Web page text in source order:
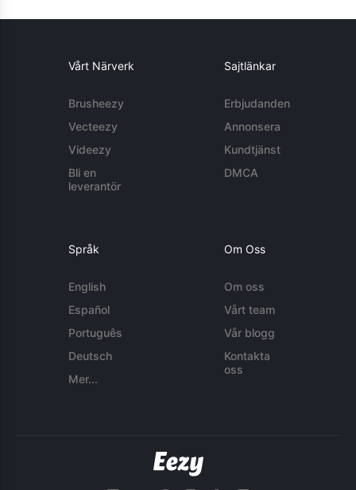
Vårt Närverk
Brusheezy
Vecteezy
Videezy
Bli en
leverantör
Sajtlänkar
Erbjudanden
Annonsera
Kundtjänst
DMCA
Språk
English
Español
Português
Deutsch
Mer...
Om Oss
Om oss
Vårt team
Vår blogg
Kontakta
oss